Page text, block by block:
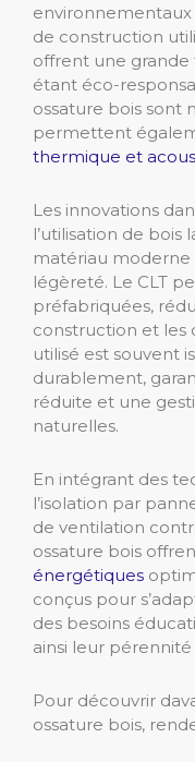
de construction
offrent une
étant éco-
ossature bois sont
permettent
thermique et
Les innovations
l’utilisation de bois
matériau
légèreté. Le CLT
préfabriquées,
construction et les
utilisé est souvent
durablement,
réduite et une
naturelles.
En intégrant des
l’isolation par
de ventilation
ossature bois
énergétiques
conçus pour
des besoins
ainsi leur
Pour découvrir
ossature bois,